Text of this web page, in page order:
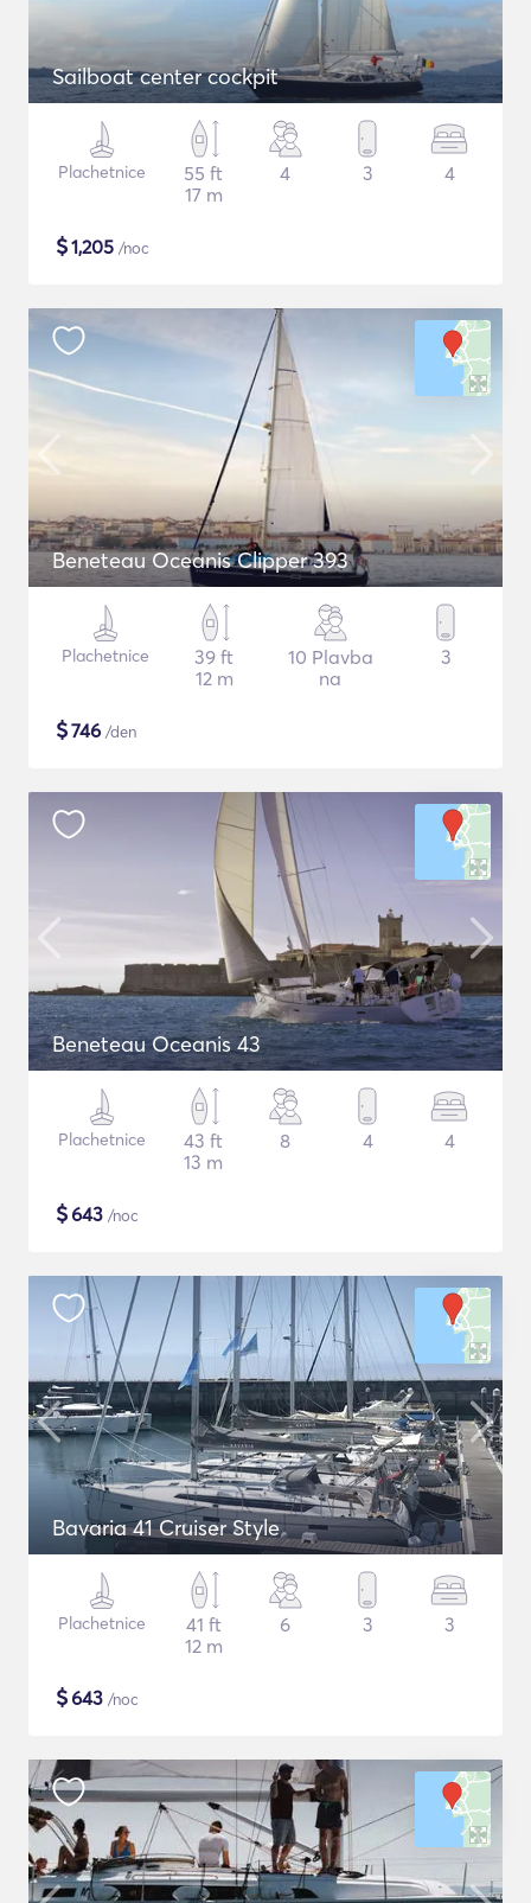
Sailboat center cockpit
Plachetnice
55 ft
17 m
4 3 4
$1,205 /noc
Beneteau Oceanis Clipper 393
Plachetnice
39 ft
12 m
10 Plavba
na
3
$746 /den
Beneteau Oceanis 43
Plachetnice
43 ft
13 m
8 4 4
$643 /noc
Bavaria 41 Cruiser Style
Plachetnice
41 ft
12 m
6 3 3
$643 /noc